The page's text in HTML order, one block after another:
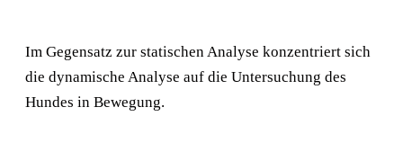
Im Gegensatz zur statischen Analyse konzentriert sich
die dynamische Analyse auf die Untersuchung des
Hundes in Bewegung.